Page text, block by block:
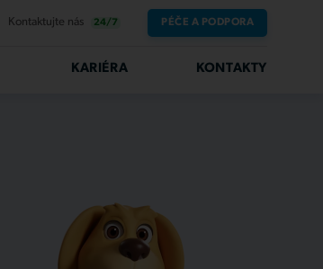
Kontaktujte nás 24/7 PÉČE A PODPORA
KARIÉRA KONTAKTY